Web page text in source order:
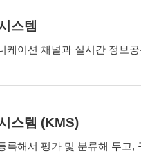
스템
케이션 채널과 실시간 정보
스템 (KMS)
록해서 평가 및 분류해 두고